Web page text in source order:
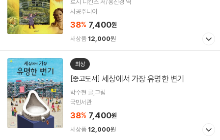
시공주니어
38% 7,400원
새상품 12,000원
최상
[중고도서] 세상에서 가장 유명한 변기
박수현 글,그림
국민서관
38% 7,400원
새상품 12,000원